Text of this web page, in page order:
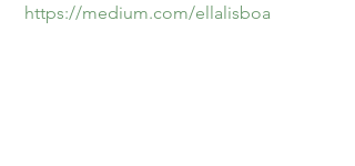
https://medium.com/ellalisboa